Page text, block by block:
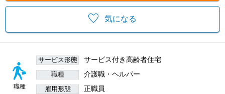
気になる
職種
サービス形態 サービス付き高齢者住宅
職種 介護職・ヘルパー
雇用形態 正職員